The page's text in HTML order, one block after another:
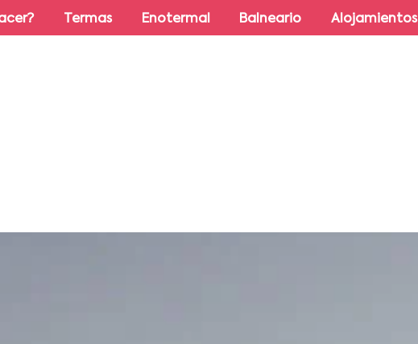
Termas Enotermal Balneario Alojamientos